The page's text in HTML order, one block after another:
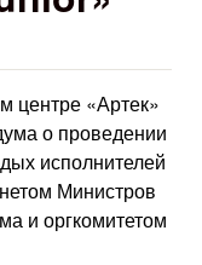
центре «Артек»
о проведении
исполнителей
Министров
и оргкомитетом